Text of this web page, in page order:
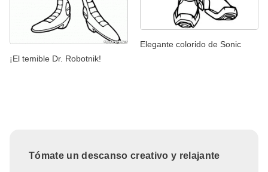
¡El temible Dr. Robotnik!
Elegante colorido de Sonic
Tómate un descanso creativo y relajante